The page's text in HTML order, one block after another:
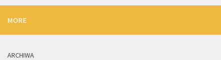
MORE
ARCHIWA